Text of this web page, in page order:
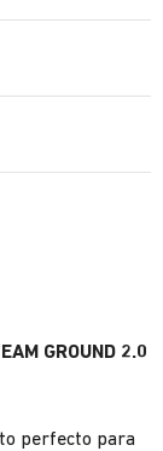
GROUND 2.0
perfecto para